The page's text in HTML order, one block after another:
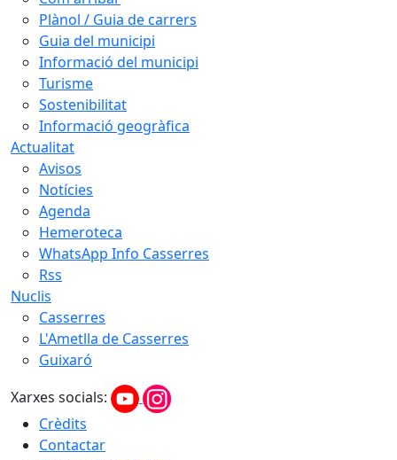
Plànol / Guia de carrers
Guia del municipi
Informació del municipi
Turisme
Sostenibilitat
Informació geogràfica
Actualitat
Avisos
Notícies
Agenda
Hemeroteca
WhatsApp Info Casserres
Rss
Nuclis
Casserres
L'Ametlla de Casserres
Guixaró
Xarxes socials:
Crèdits
Contactar